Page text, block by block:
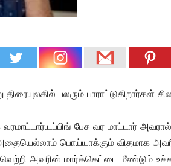
திரையுலகில் பலரும்
வரமாட்டார்.டப்பிங் பேச வர மாட்டார்
பொய்யாக்கும் விதமாக அவரின்
அவரின் மார்க்கெட்டை மீண்டும்